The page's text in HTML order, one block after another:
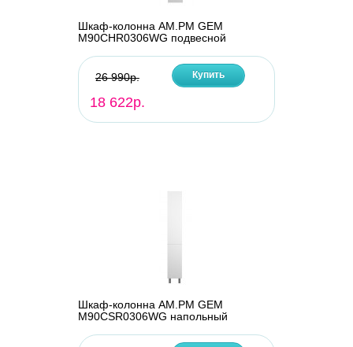
Шкаф-колонна AM.PM GEM
M90CHR0306WG подвесной
26 990р.
18 622р.
Купить
Шкаф-колонна AM.PM GEM
M90CSR0306WG напольный